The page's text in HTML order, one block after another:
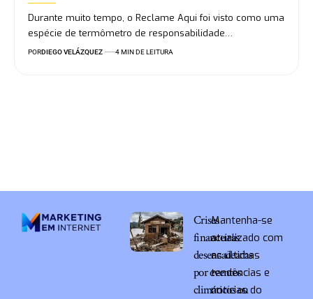
Durante muito tempo, o Reclame Aqui foi visto como uma
espécie de termômetro de responsabilidade…
PORDIEGO VELÁZQUEZ 4 MIN DE LEITURA
Crises
financeiras
desencadeadas
por eventos
climáticos ou
Mantenha-se
atualizado com
as últimas
tendências e
notícias do